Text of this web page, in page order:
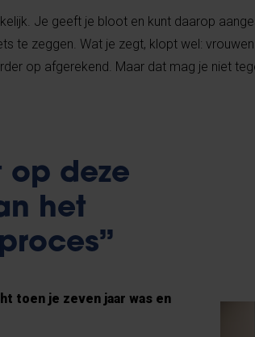
Je geeft je bloot en kunt daarop
te zeggen. Wat je zegt, klopt wel:
op afgerekend. Maar dat mag je niet
op deze
het
toen je zeven jaar was en